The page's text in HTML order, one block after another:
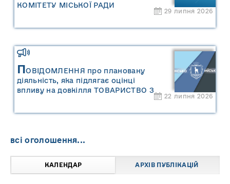
КОМІТЕТУ МІСЬКОЇ РАДИ
29 липня 2026
ПОВІДОМЛЕННЯ про плановану
діяльність, яка підлягає оцінці
впливу на довкілля ТОВАРИСТВО З
22 липня 2026
всі оголошення...
КАЛЕНДАР АРХІВ ПУБЛІКАЦІЙ